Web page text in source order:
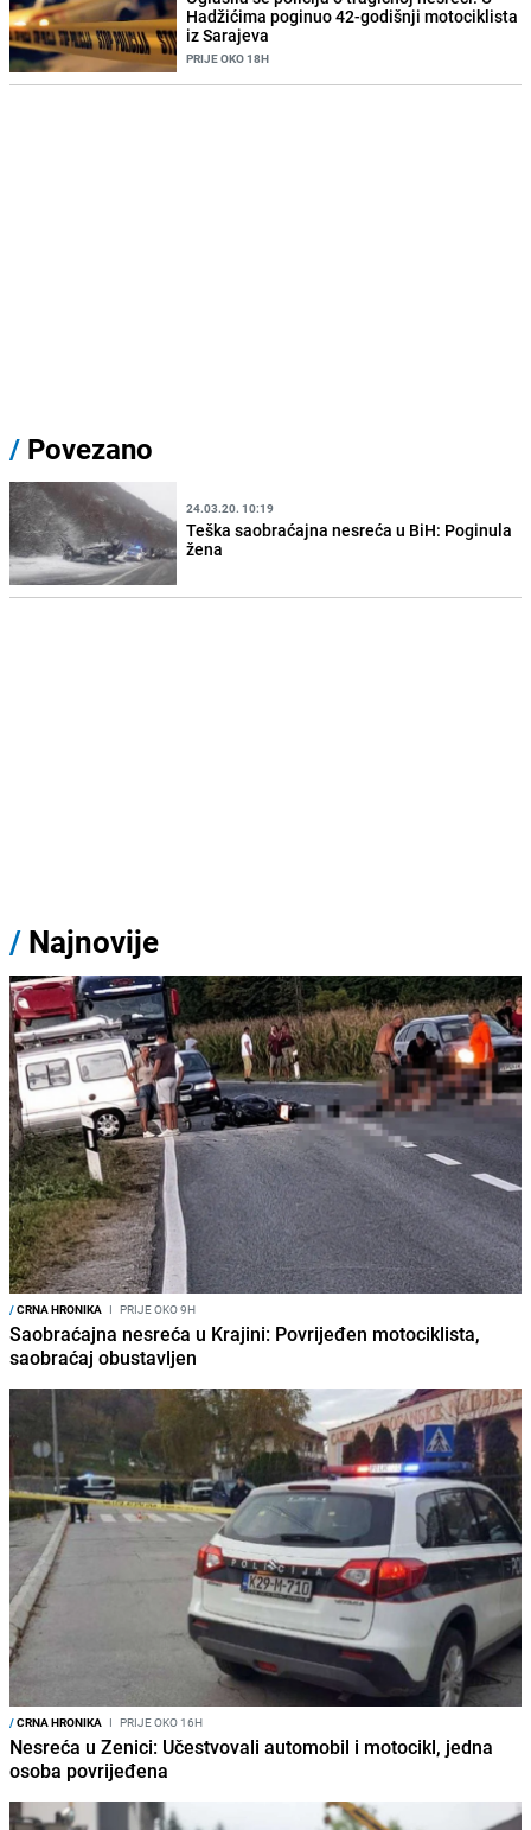
Hadžićima poginuo 42-godišnji motociklista
iz Sarajeva
PRIJE OKO 18H
/ Povezano
24.03.20. 10:19
Teška saobraćajna nesreća u BiH: Poginula
žena
/ Najnovije
/CRNA HRONIKA I PRIJE OKO 9H
Saobraćajna nesreća u Krajini: Povrijeđen motociklista,
saobraćaj obustavljen
/CRNA HRONIKA I PRIJE OKO 16H
Nesreća u Zenici: Učestvovali automobil i motocikl, jedna
osoba povrijeđena